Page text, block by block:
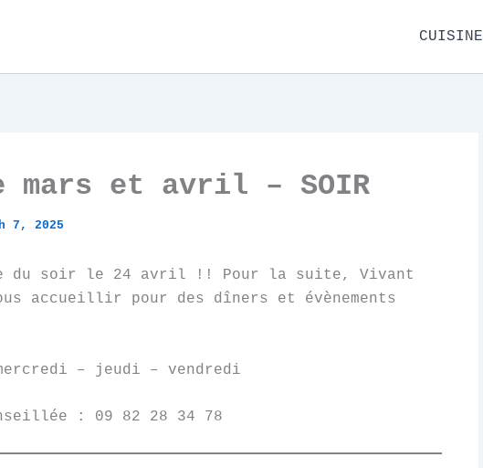
CUISINE
mars et avril – SOIR
7, 2025
du soir le 24 avril !! Pour la suite, Vivant
accueillir pour des dîners et évènements
– jeudi – vendredi
: 09 82 28 34 78